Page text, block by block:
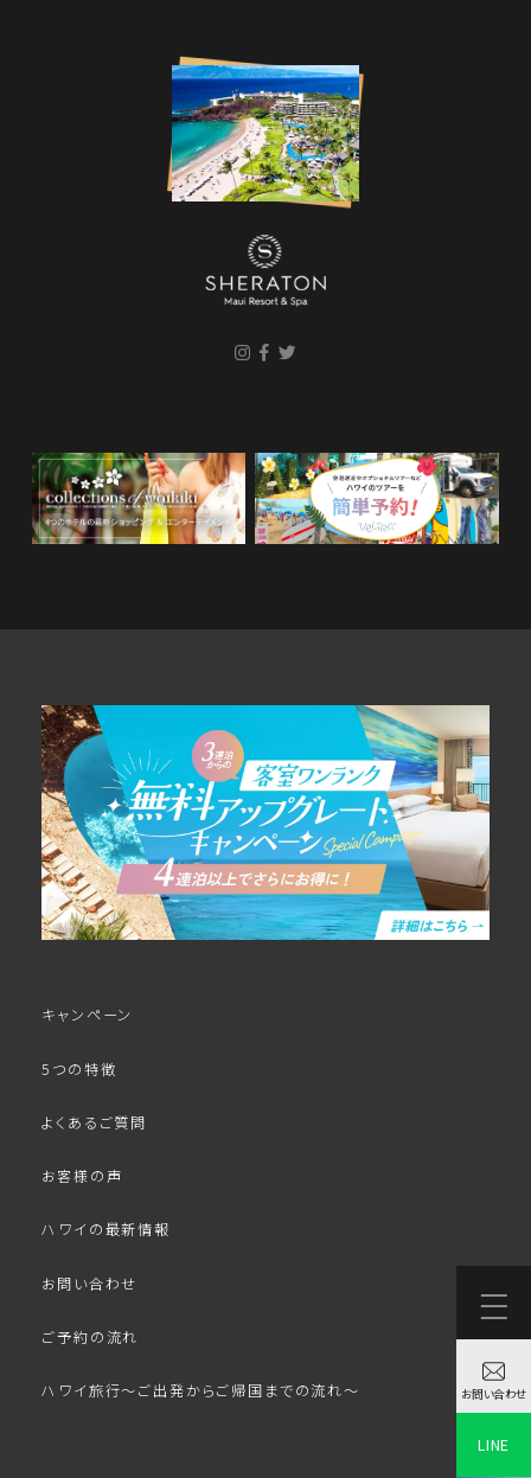
キャンペーン
5つの特徴
よくあるご質問
お客様の声
ハワイの最新情報
お問い合わせ
ご予約の流れ
ハワイ旅行～ご出発からご帰国までの流れ～ お問い合わせ
LINE